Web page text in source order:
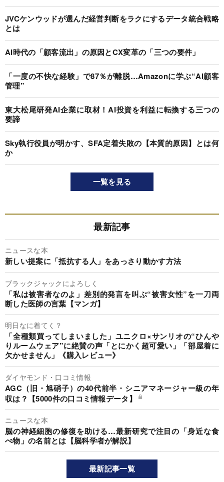
JVCケンウッドが選んだ経営判断をラクにするデータ統合戦略
とは
AI時代の「顧客流出」の原因とCX変革の「三つの要件」
「一度の不快な経験」で87％が離脱…Amazonに学ぶ“AI顧客
管理”
東大松尾研発AI企業に取材！AI投資を利益に転換する三つの
要諦
Sky執行役員が明かす、SFA定着失敗の【本質的原因】とは何
か
一覧を見る
最新記事
ニュースな本
新しい提案に「抵抗する人」をあっさり動かす方法
ブラックジャックによろしく
「私は被害者なのよ」差別的発言を叫ぶ“被害女性”を一刀両
断した医師の言葉【マンガ】
明日なに着てく？
「全種類買ってしまいました」ユニクロ×サンリオの“ひんや
りルームウェア”に絶賛の声「とにかく超可愛い」「部屋着に
欠かせません」《購入レビュー》
ダイヤモンド・口コミ情報
AGC（旧・旭硝子）の40代前半・シニアマネージャー級の年
収は？【5000件の口コミ情報データ】
ニュースな本
脳の神経細胞の修復を助ける…最新研究で注目の「身近な食
べ物」の名前とは【脳科学者が解説】
最新記事一覧